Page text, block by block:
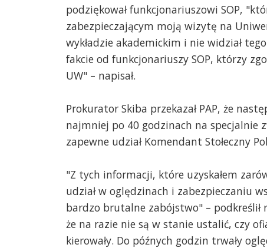
podziękował funkcjonariuszowi SOP,
zabezpieczającym moją wizytę na
wykładzie akademickim i nie widział
fakcie od funkcjonariuszy SOP, którzy
UW" – napisał.
Prokurator Skiba przekazał PAP, że
najmniej po 40 godzinach na specjalnie
zapewne udział Komendant Stołeczny
"Z tych informacji, które uzyskałem
udział w oględzinach i zabezpieczaniu
bardzo brutalne zabójstwo" – podkreślił
że na razie nie są w stanie ustalić, czy
kierowały. Do późnych godzin trwały